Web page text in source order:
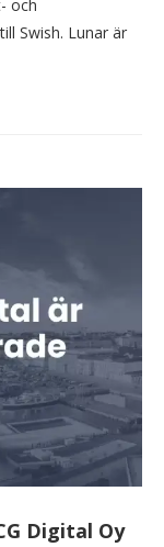
och
Swish. Lunar är
Digital Oy